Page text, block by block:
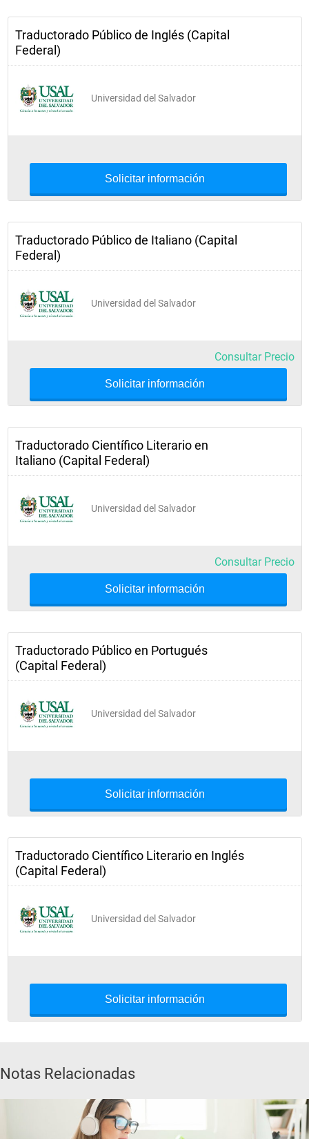
Traductorado Público de Inglés (Capital
Federal)
Universidad del Salvador
Solicitar información
Traductorado Público de Italiano (Capital
Federal)
Universidad del Salvador
Consultar Precio
Solicitar información
Traductorado Científico Literario en
Italiano (Capital Federal)
Universidad del Salvador
Consultar Precio
Solicitar información
Traductorado Público en Portugués
(Capital Federal)
Universidad del Salvador
Solicitar información
Traductorado Científico Literario en Inglés
(Capital Federal)
Universidad del Salvador
Solicitar información
Notas Relacionadas